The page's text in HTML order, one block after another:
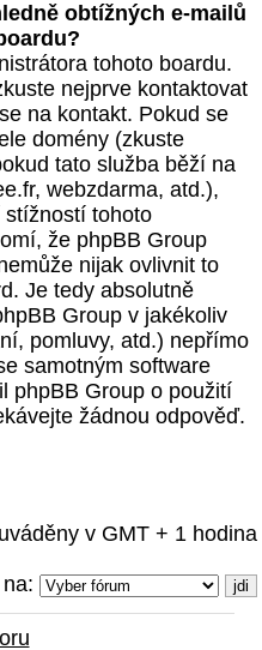
obtížných e-mailů
tohoto boardu.
nejprve kontaktovat
na kontakt. Pokud se
domény (zkuste
tato služba běží na
webzdarma, atd.),
stížností tohoto
že phpBB Group
nijak ovlivnit to
Je tedy absolutně
Group v jakékoliv
pomluvy, atd.) nepřímo
samotným software
phpBB Group o použití
žádnou odpověď.
v GMT + 1 hodina